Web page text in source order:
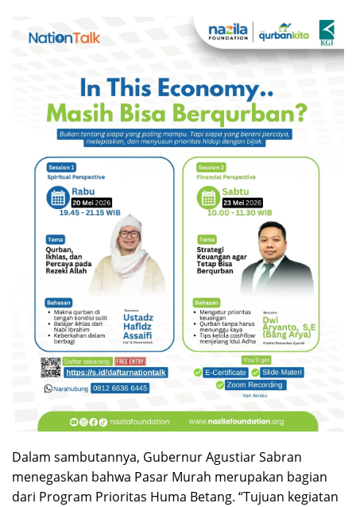
Dalam sambutannya, Gubernur Agustiar Sabran
menegaskan bahwa Pasar Murah merupakan bagian
dari Program Prioritas Huma Betang. “Tujuan kegiatan